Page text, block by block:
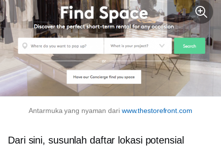
Antarmuka yang nyaman dari www.thestorefront.com
Dari sini, susunlah daftar lokasi potensial